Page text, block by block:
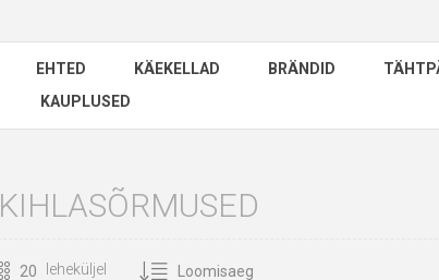
EHTED KÄEKELLAD BRÄNDID
KAUPLUSED
KIHLASÕRMUSED
leheküljel